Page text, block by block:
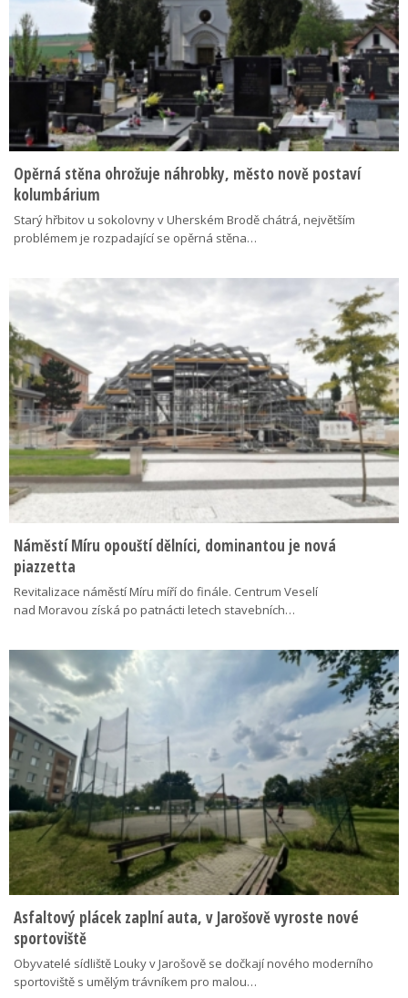
Opěrná stěna ohrožuje náhrobky, město nově postaví
kolumbárium
Starý hřbitov u sokolovny v Uherském Brodě chátrá, největším
problémem je rozpadající se opěrná stěna…
Náměstí Míru opouští dělníci, dominantou je nová
piazzetta
Revitalizace náměstí Míru míří do finále. Centrum Veselí
nad Moravou získá po patnácti letech stavebních…
Asfaltový plácek zaplní auta, v Jarošově vyroste nové
sportoviště
Obyvatelé sídliště Louky v Jarošově se dočkají nového moderního
sportoviště s umělým trávníkem pro malou…